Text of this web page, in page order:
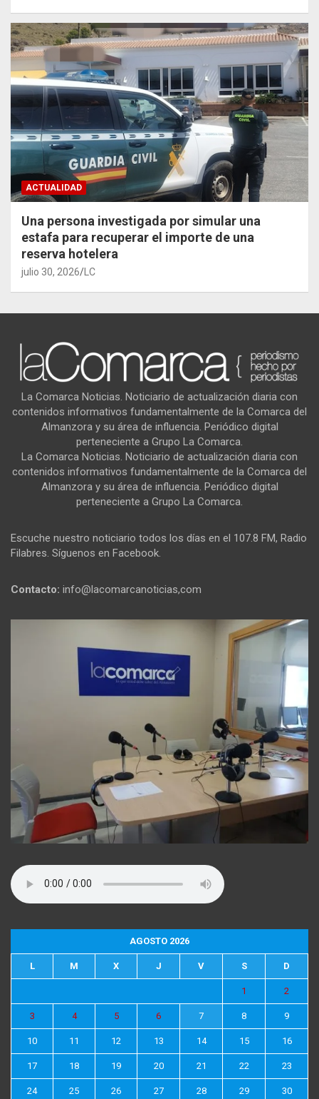
ACTUALIDAD
Una persona investigada por simular una
estafa para recuperar el importe de una
reserva hotelera
julio 30, 2026 LC
La Comarca Noticias. Noticiario de actualización diaria con
contenidos informativos fundamentalmente de la Comarca del
Almanzora y su área de influencia. Periódico digital
perteneciente a Grupo La Comarca.
La Comarca Noticias. Noticiario de actualización diaria con
contenidos informativos fundamentalmente de la Comarca del
Almanzora y su área de influencia. Periódico digital
perteneciente a Grupo La Comarca.
Escuche nuestro noticiario todos los días en el 107.8 FM, Radio
Filabres. Síguenos en Facebook.
Contacto: info@lacomarcanoticias,com
AGOSTO 2026
L M X J V S D
1 2
3 4 5 6 7 8 9
10 11 12 13 14 15 16
17 18 19 20 21 22 23
24 25 26 27 28 29 30